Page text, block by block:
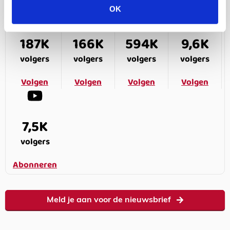
OK
187K
volgers
Volgen
166K
volgers
Volgen
594K
volgers
Volgen
9,6K
volgers
Volgen
7,5K
volgers
Abonneren
Meld je aan voor de nieuwsbrief